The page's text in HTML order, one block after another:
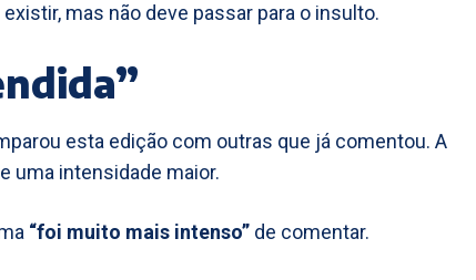
mas não deve passar para o insulto.
esta edição com outras que já comentou. A
uma intensidade maior.
“foi muito mais intenso” de comentar.